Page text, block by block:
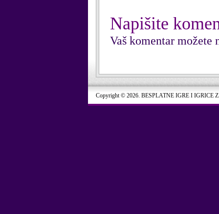
Napišite
Vaš komentar možete
Copyright © 2026. BESPLATNE IGRE I IGRICE